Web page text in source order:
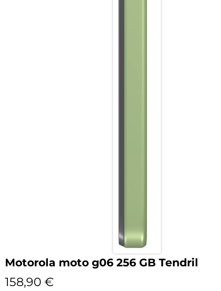
Motorola moto g06 256 GB Tendril
158,90 €